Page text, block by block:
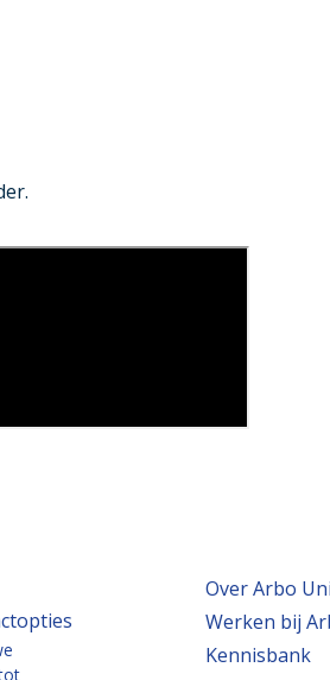
Over Arbo
Werken bij
Kennisbank